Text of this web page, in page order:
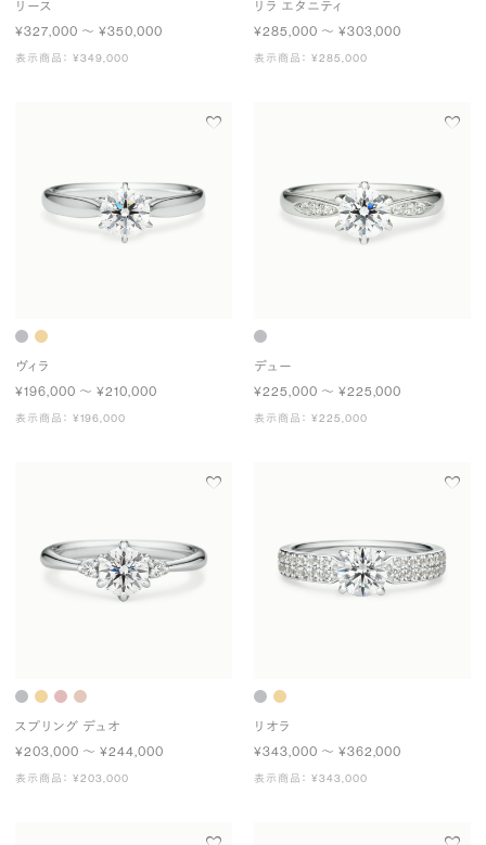
リース
¥327,000 〜 ¥350,000
表示商品： ¥349,000
リラ エタニティ
¥285,000 〜 ¥303,000
表示商品： ¥285,000
ヴィラ
¥196,000 〜 ¥210,000
表示商品： ¥196,000
デュー
¥225,000 〜 ¥225,000
表示商品： ¥225,000
スプリング デュオ
¥203,000 〜 ¥244,000
表示商品： ¥203,000
リオラ
¥343,000 〜 ¥362,000
表示商品： ¥343,000